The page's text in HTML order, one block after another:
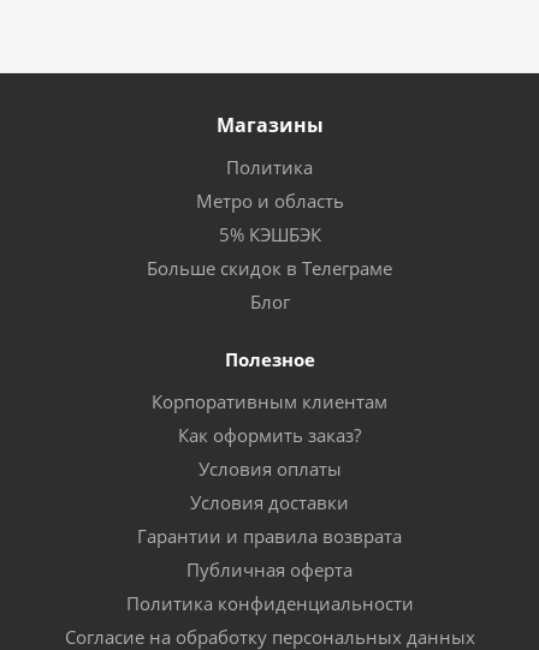
Магазины
Политика
Метро и область
5% КЭШБЭК
Больше скидок в Телеграме
Блог
Полезное
Корпоративным клиентам
Как оформить заказ?
Условия оплаты
Условия доставки
Гарантии и правила возврата
Публичная оферта
Политика конфиденциальности
Согласие на обработку персональных данных